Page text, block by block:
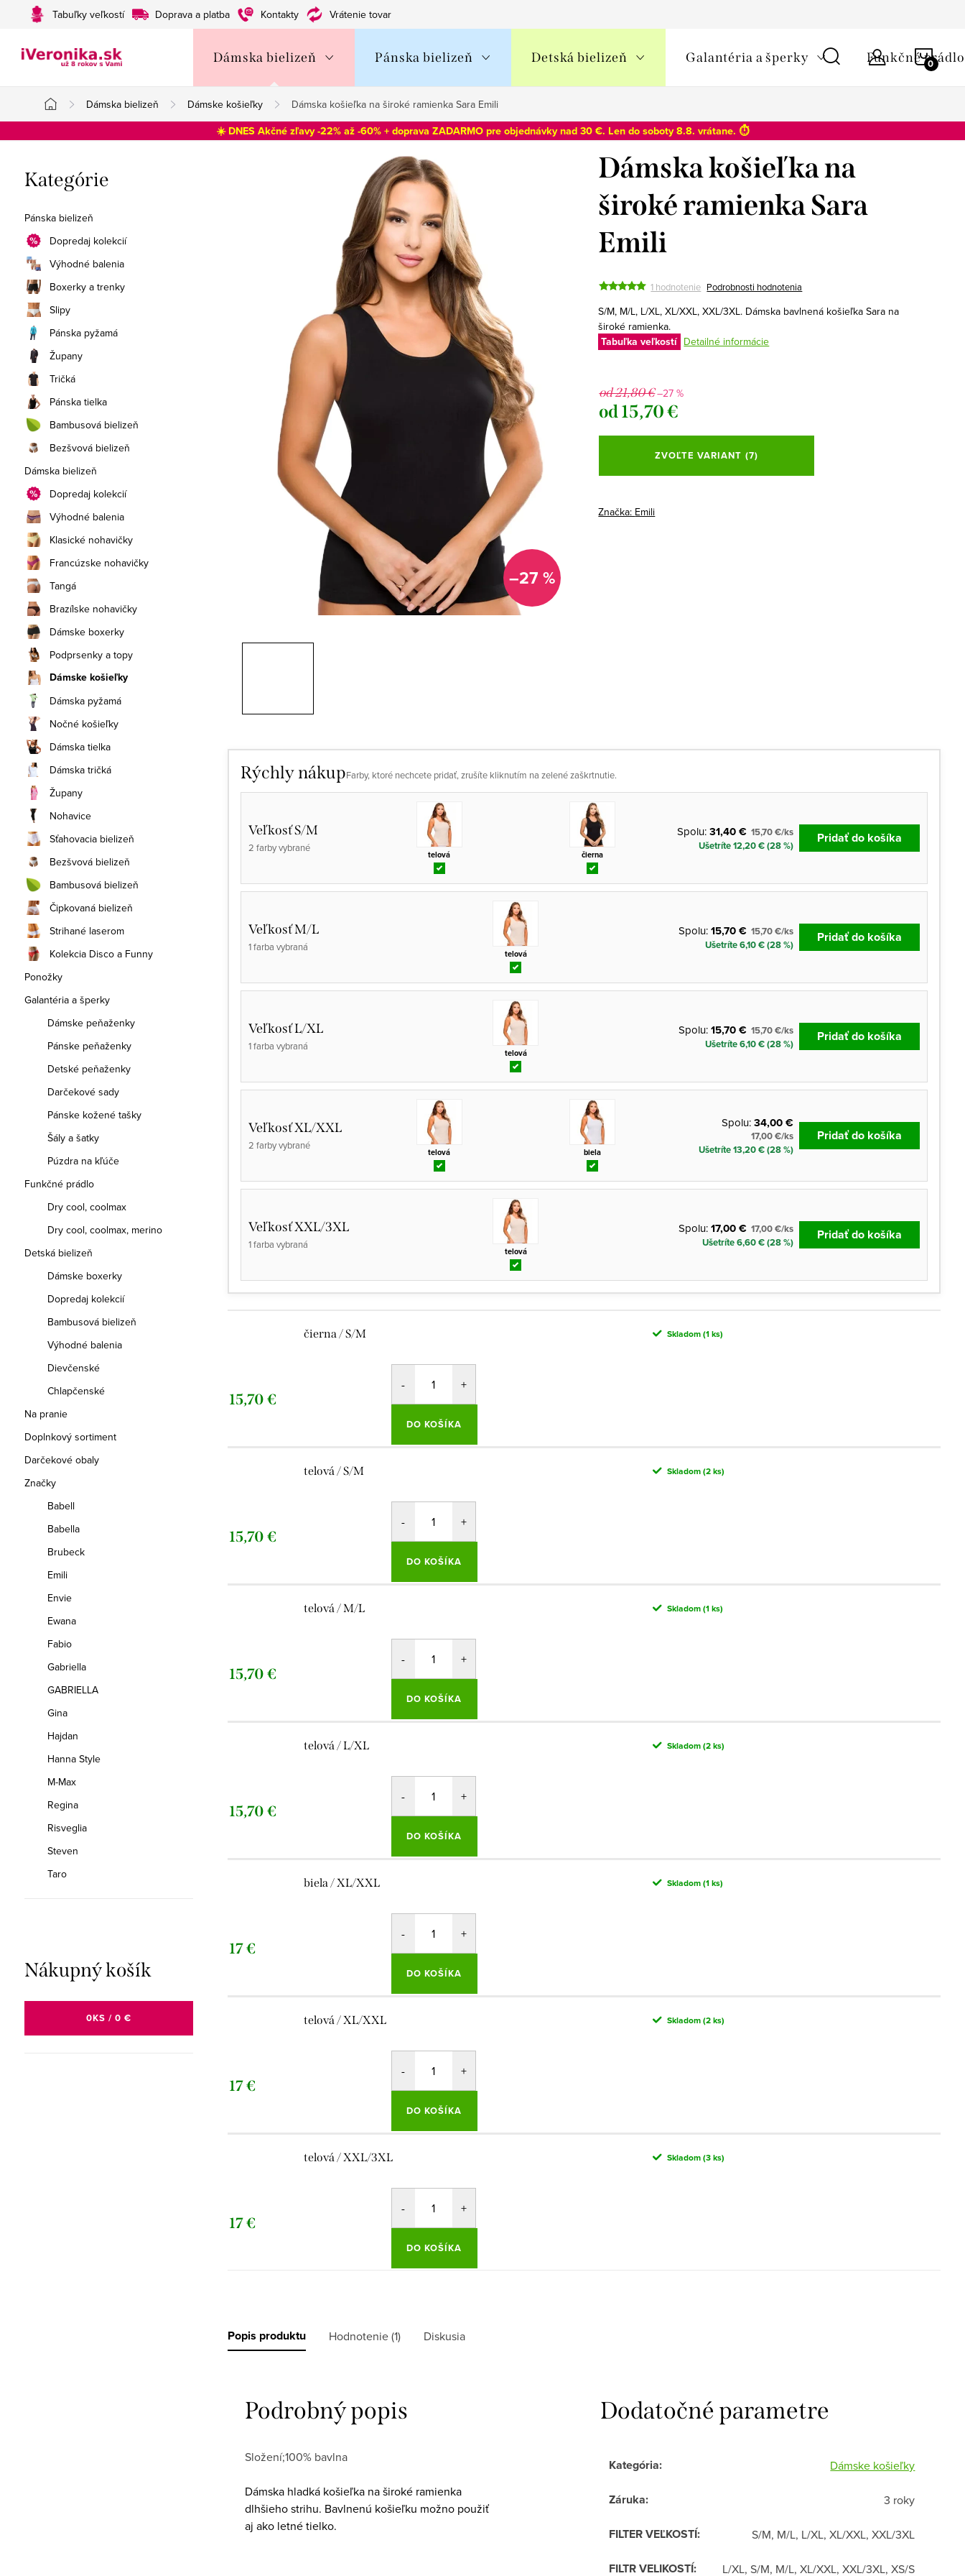
Tabuľky veľkostí Doprava a platba Kontakty Vrátenie tovaru
Dámska bielizeň Pánska bielizeň Detská bielizeň Galantéria a šperky Funkčné prádlo
Domov
Dámska bielizeň Dámske košieľky Dámska košieľka na široké ramienka Sara Emili
☀️ DNES Akčné zľavy -22% až -60% + doprava ZADARMO pre objednávky nad 30 €. Len dosoboty 8.8. vrátane. ⏱️
o
č
n
ý
p
a
n
e
l
Preskočiť
kategórie
Kategórie
Pánska bielizeň
Dopredaj kolekcií
Výhodné balenia
Boxerky a trenky
Slipy
Pánska pyžamá
Župany
Tričká
Pánska tielka
Bambusová bielizeň
Bezšvová bielizeň
Dámska bielizeň
Dopredaj kolekcií
Výhodné balenia
Klasické nohavičky
Francúzske nohavičky
Tangá
Brazílske nohavičky
Dámske boxerky
Podprsenky a topy
Dámske košieľky
Dámska pyžamá
Nočné košieľky
Dámska tielka
Dámska tričká
Župany
Nohavice
Sťahovacia bielizeň
Bezšvová bielizeň
Bambusová bielizeň
Čipkovaná bielizeň
Strihané laserom
Kolekcia Disco a Funny
Ponožky
Galantéria a šperky
Dámske peňaženky
Pánske peňaženky
Detské peňaženky
Darčekové sady
Pánske kožené tašky
Šály a šatky
Púzdra na kľúče
Funkčné prádlo
Dry cool, coolmax
Dry cool, coolmax, merino
Detská bielizeň
Dámske boxerky
Dopredaj kolekcií
Bambusová bielizeň
Výhodné balenia
Dievčenské
Chlapčenské
Na pranie
Doplnkový sortiment
Darčekové obaly
Značky
Babell
Babella
Brubeck
Emili
Envie
Ewana
Fabio
Gabriella
GABRIELLA
Gina
Hajdan
Hanna Style
M-Max
Regina
Risveglia
Steven
Taro
Nákupný košík
0KS / 0 €
–27 %
Dámska košieľka na
široké ramienka Sara
Emili
1 hodnotenie Podrobnosti hodnotenia
S/M, M/L, L/XL, XL/XXL, XXL/3XL. Dámska bavlnená košieľka Sara na
široké ramienka.
Tabuľka veľkostí Detailné informácie
od 21,80 €–27 %
od15,70 €
Jednotková
ZVOĽTE VARIANT (7)
Značka: Emili
Rýchly nákupFarby, ktoré nechcete pridať, zrušíte kliknutím na zelené zaškrtnutie.
Veľkosť S/M
2 farby vybrané
telová čierna
Spolu:31,40 € 15,70 €/ks
Ušetríte 12,20 € (28 %)
Pridať do košíka
Veľkosť M/L
1 farba vybraná
telová
Spolu:15,70 € 15,70 €/ks
Ušetríte 6,10 € (28 %)
Pridať do košíka
Veľkosť L/XL
1 farba vybraná
telová
Spolu:15,70 € 15,70 €/ks
Ušetríte 6,10 € (28 %)
Pridať do košíka
Veľkosť XL/XXL
2 farby vybrané
telová biela
Spolu:34,00 €
17,00 €/ks
Ušetríte 13,20 € (28 %)
Pridať do košíka
Veľkosť XXL/3XL
1 farba vybraná
telová
Spolu:17,00 € 17,00 €/ks
Ušetríte 6,60 € (28 %)
Pridať do košíka
čierna / S/M Skladom(1 ks)
15,70 €
DO KOŠÍKA
telová / S/M Skladom(2 ks)
15,70 €
DO KOŠÍKA
telová / M/L Skladom(1 ks)
15,70 €
DO KOŠÍKA
telová / L/XL Skladom(2 ks)
15,70 €
DO KOŠÍKA
biela / XL/XXL Skladom(1 ks)
17 €
DO KOŠÍKA
telová / XL/XXL Skladom(2 ks)
17 €
DO KOŠÍKA
telová / XXL/3XL Skladom(3 ks)
17 €
DO KOŠÍKA
Popis produktu Hodnotenie (1) Diskusia
Podrobný popis
Složení;100% bavlna
Dámska hladká košieľka na široké ramienka
dlhšieho strihu. Bavlnenú košieľku možno použiť
aj ako letné tielko.
Dodatočné parametre
Kategória: Dámske košieľky
Záruka: 3 roky
FILTER VEĽKOSTÍ: S/M, M/L, L/XL, XL/XXL, XXL/3XL
FILTR VELIKOSTÍ: L/XL, S/M, M/L, XL/XXL, XXL/3XL, XS/S